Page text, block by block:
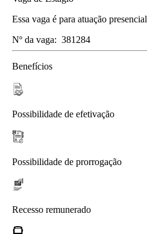
Essa vaga é para atuação presencial
Nº da vaga: 381284
Benefícios
Possibilidade de efetivação
Possibilidade de prorrogação
Recesso remunerado